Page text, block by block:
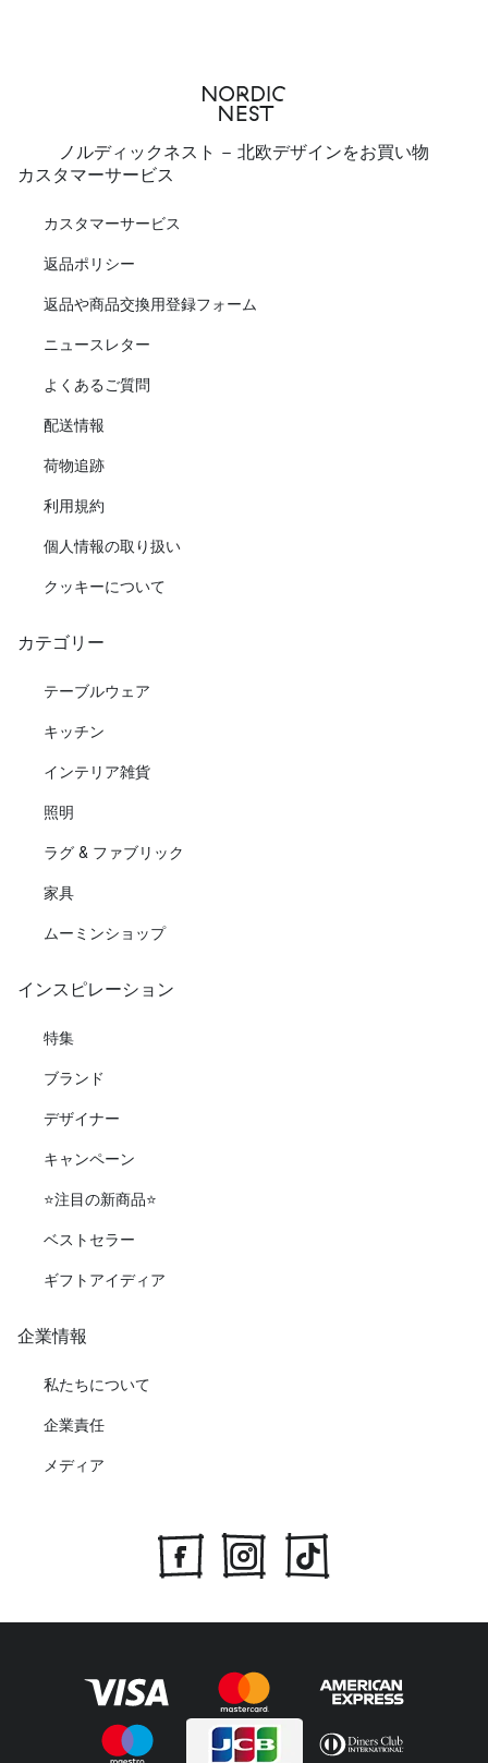
ノルディックネスト - 北欧デザインをお買い物
カスタマーサービス
カスタマーサービス
返品ポリシー
返品や商品交換用登録フォーム
ニュースレター
よくあるご質問
配送情報
荷物追跡
利用規約
個人情報の取り扱い
クッキーについて
カテゴリー
テーブルウェア
キッチン
インテリア雑貨
照明
ラグ & ファブリック
家具
ムーミンショップ
インスピレーション
特集
ブランド
デザイナー
キャンペーン
⭐️注目の新商品⭐️
ベストセラー
ギフトアイディア
企業情報
私たちについて
企業責任
メディア